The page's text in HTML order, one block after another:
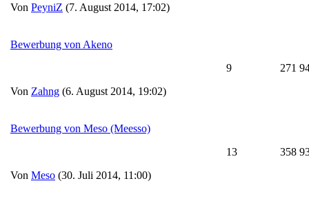
Von PeyniZ (7. August 2014, 17:02)
Bewerbung von Akeno
Von Zahng (6. August 2014, 19:02)
9 271
Bewerbung von Meso (Meesso)
Von Meso (30. Juli 2014, 11:00)
13 358